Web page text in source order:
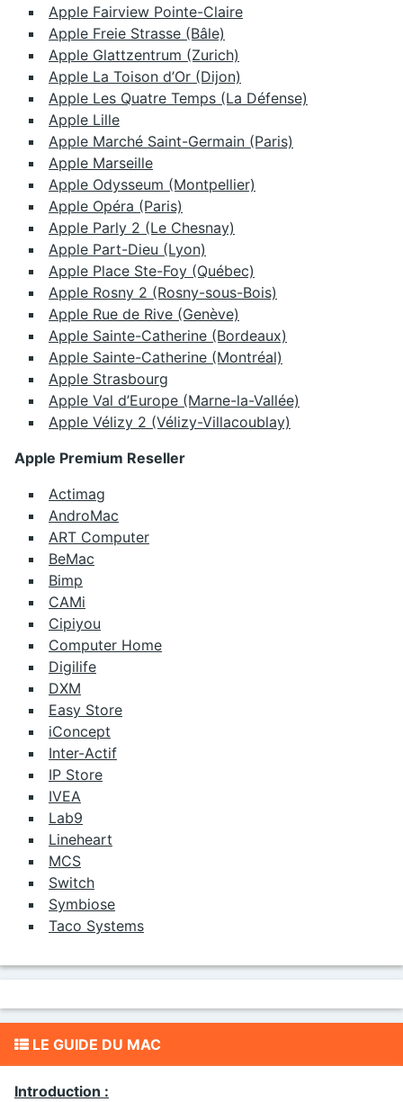
Apple Fairview Pointe-Claire
Apple Freie Strasse (Bâle)
Apple Glattzentrum (Zurich)
Apple La Toison d’Or (Dijon)
Apple Les Quatre Temps (La Défense)
Apple Lille
Apple Marché Saint-Germain (Paris)
Apple Marseille
Apple Odysseum (Montpellier)
Apple Opéra (Paris)
Apple Parly 2 (Le Chesnay)
Apple Part-Dieu (Lyon)
Apple Place Ste-Foy (Québec)
Apple Rosny 2 (Rosny-sous-Bois)
Apple Rue de Rive (Genève)
Apple Sainte-Catherine (Bordeaux)
Apple Sainte-Catherine (Montréal)
Apple Strasbourg
Apple Val d’Europe (Marne-la-Vallée)
Apple Vélizy 2 (Vélizy-Villacoublay)
Apple Premium Reseller
Actimag
AndroMac
ART Computer
BeMac
Bimp
CAMi
Cipiyou
Computer Home
Digilife
DXM
Easy Store
iConcept
Inter-Actif
IP Store
IVEA
Lab9
Lineheart
MCS
Switch
Symbiose
Taco Systems
LE GUIDE DU MAC
Introduction :